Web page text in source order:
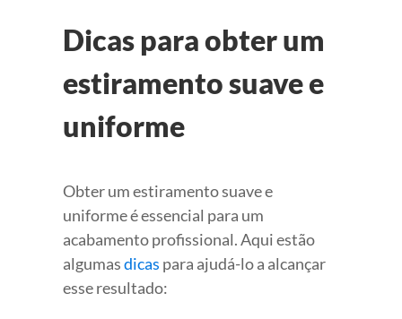
Dicas para obter um
estiramento suave e
uniforme
Obter um estiramento suave e
uniforme é essencial para um
acabamento profissional. Aqui estão
algumasdicas para ajudá-lo a alcançar
esse resultado: